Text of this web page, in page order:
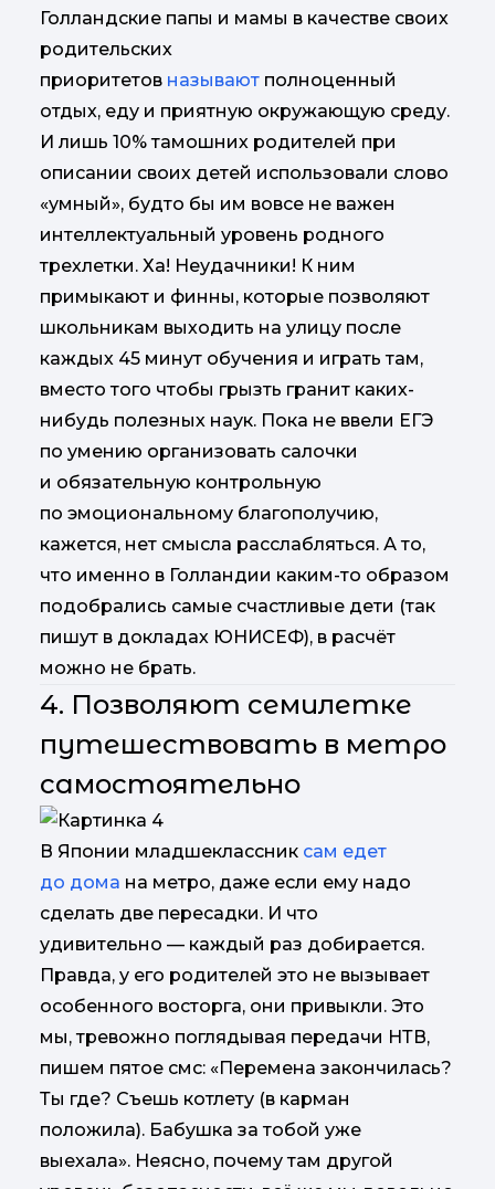
Голландские папы и мамы в качестве своих
родительских
приоритетов называют полноценный
отдых, еду и приятную окружающую среду.
И лишь 10% тамошних родителей при
описании своих детей использовали слово
«умный», будто бы им вовсе не важен
интеллектуальный уровень родного
трехлетки. Ха! Неудачники! К ним
примыкают и финны, которые позволяют
школьникам выходить на улицу после
каждых 45 минут обучения и играть там,
вместо того чтобы грызть гранит каких-
нибудь полезных наук. Пока не ввели ЕГЭ
по умению организовать салочки
и обязательную контрольную
по эмоциональному благополучию,
кажется, нет смысла расслабляться. А то,
что именно в Голландии каким-то образом
подобрались самые счастливые дети (так
пишут в докладах ЮНИСЕФ), в расчёт
можно не брать.
4. Позволяют семилетке
путешествовать в метро
самостоятельно
В Японии младшеклассник сам едет
до дома на метро, даже если ему надо
сделать две пересадки. И что
удивительно — каждый раз добирается.
Правда, у его родителей это не вызывает
особенного восторга, они привыкли. Это
мы, тревожно поглядывая передачи НТВ,
пишем пятое смс: «Перемена закончилась?
Ты где? Съешь котлету (в карман
положила). Бабушка за тобой уже
выехала». Неясно, почему там другой